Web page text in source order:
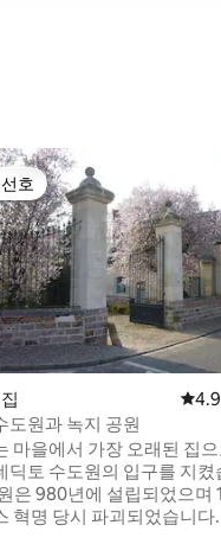
기 171개
호
호
평점
도원과 녹지 공원
마을에서 가장 오래된 집으
딕토 수도원의 입구를 지켰
은 980년에 설립되었으며
혁명 당시 파괴되었습니다.